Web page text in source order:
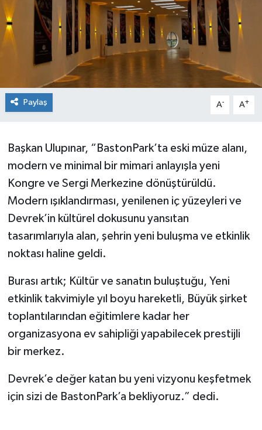
Paylaş A- A+
Başkan Ulupınar, “BastonPark’ta eski müze alanı,
modern ve minimal bir mimari anlayışla yeni
Kongre ve Sergi Merkezine dönüştürüldü.
Modern ışıklandırması, yenilenen iç yüzeyleri ve
Devrek’in kültürel dokusunu yansıtan
tasarımlarıyla alan, şehrin yeni buluşma ve etkinlik
noktası haline geldi.
Burası artık; Kültür ve sanatın buluştuğu, Yeni
etkinlik takvimiyle yıl boyu hareketli, Büyük şirket
toplantılarından eğitimlere kadar her
organizasyona ev sahipliği yapabilecek prestijli
bir merkez.
Devrek’e değer katan bu yeni vizyonu keşfetmek
için sizi de BastonPark’a bekliyoruz.” dedi.
YAŞAM
Zonguldak